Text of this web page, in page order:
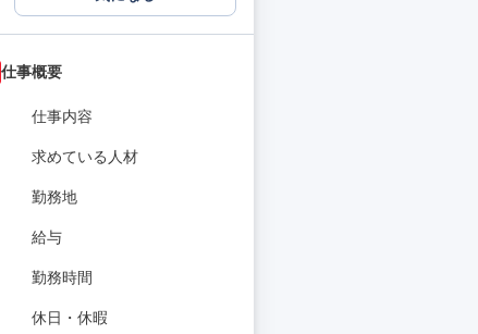
仕事概要
仕事内容
求めている人材
勤務地
給与
勤務時間
休日・休暇